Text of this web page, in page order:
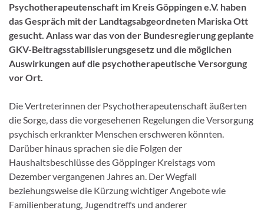
Psychotherapeutenschaft im Kreis Göppingen e.V. haben
das Gespräch mit der Landtagsabgeordneten Mariska Ott
gesucht. Anlass war das von der Bundesregierung geplante
GKV-Beitragsstabilisierungsgesetz und die möglichen
Auswirkungen auf die psychotherapeutische Versorgung
vor Ort.
Die Vertreterinnen der Psychotherapeutenschaft äußerten
die Sorge, dass die vorgesehenen Regelungen die Versorgung
psychisch erkrankter Menschen erschweren könnten.
Darüber hinaus sprachen sie die Folgen der
Haushaltsbeschlüsse des Göppinger Kreistags vom
Dezember vergangenen Jahres an. Der Wegfall
beziehungsweise die Kürzung wichtiger Angebote wie
Familienberatung, Jugendtreffs und anderer